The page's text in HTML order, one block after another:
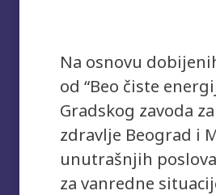
Na osnovu
od “Beo čiste
Gradskog zavoda
zdravlje Beograd i
unutrašnjih
za vanredne